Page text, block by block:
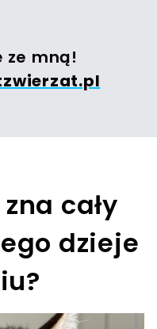
ze mną!
cały
dzieje